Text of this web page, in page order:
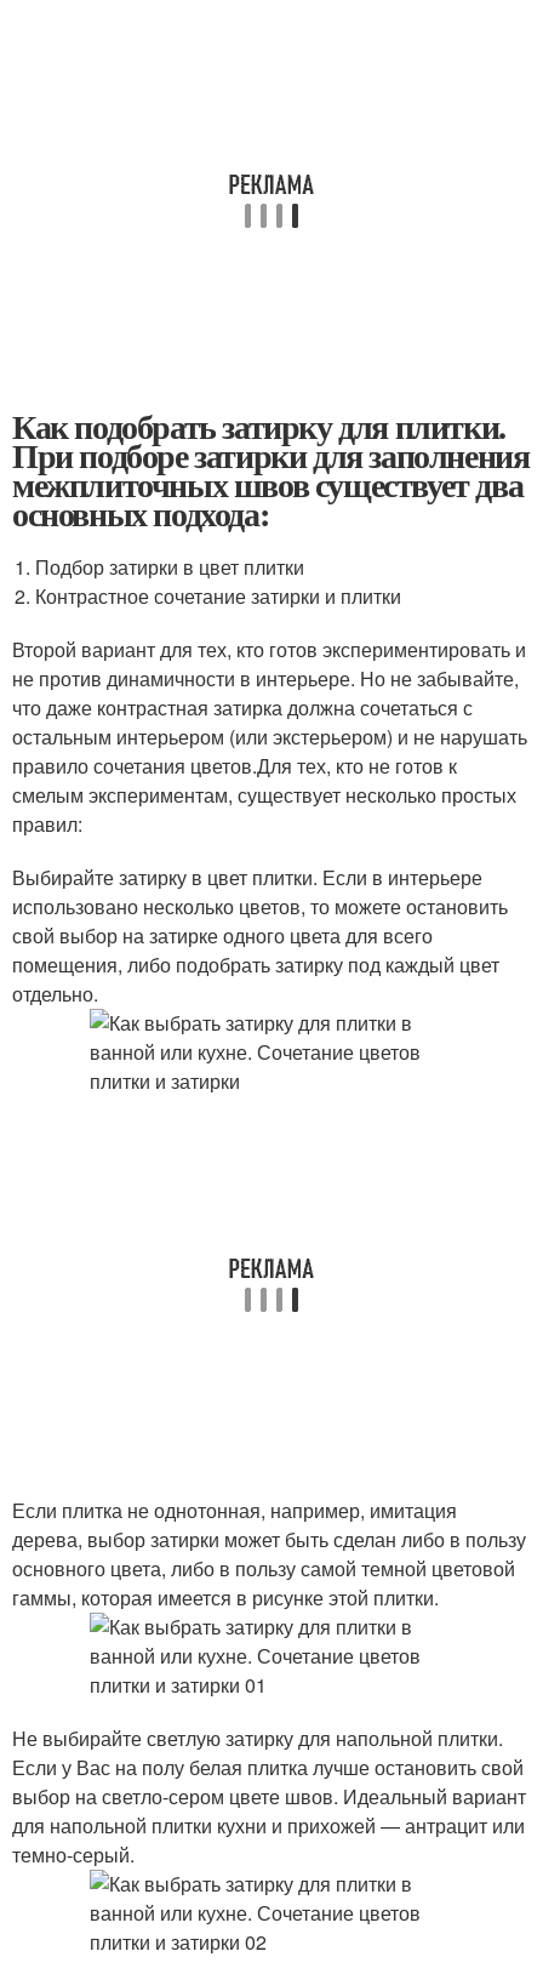
Как подобрать затирку для плитки.
При подборе затирки для заполнения
межплиточных швов существует два
основных подхода:
Подбор затирки в цвет плитки
Контрастное сочетание затирки и плитки
Второй вариант для тех, кто готов экспериментировать и
не против динамичности в интерьере. Но не забывайте,
что даже контрастная затирка должна сочетаться с
остальным интерьером (или экстерьером) и не нарушать
правило сочетания цветов.Для тех, кто не готов к
смелым экспериментам, существует несколько простых
правил:
Выбирайте затирку в цвет плитки. Если в интерьере
использовано несколько цветов, то можете остановить
свой выбор на затирке одного цвета для всего
помещения, либо подобрать затирку под каждый цвет
отдельно.
Если плитка не однотонная, например, имитация
дерева, выбор затирки может быть сделан либо в пользу
основного цвета, либо в пользу самой темной цветовой
гаммы, которая имеется в рисунке этой плитки.
Не выбирайте светлую затирку для напольной плитки.
Если у Вас на полу белая плитка лучше остановить свой
выбор на светло-сером цвете швов. Идеальный вариант
для напольной плитки кухни и прихожей — антрацит или
темно-серый.